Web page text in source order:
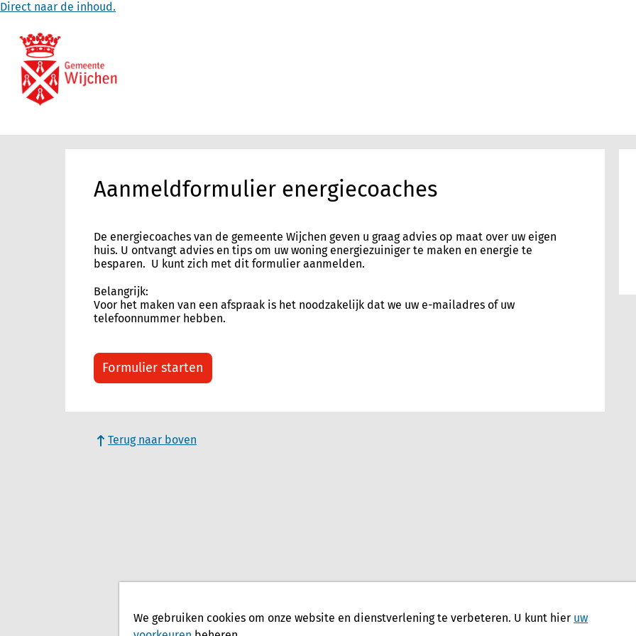
Direct naar de inhoud.
Aanmeldformulier energiecoaches
De energiecoaches van de gemeente Wijchen geven u graag advies op maat over uw eigen
huis. U ontvangt advies en tips om uw woning energiezuiniger te maken en energie te
besparen. U kunt zich met dit formulier aanmelden.
Belangrijk:
Voor het maken van een afspraak is het noodzakelijk dat we uw e-mailadres of uw
telefoonnummer hebben.
Formulier starten
Terug naar boven
We gebruiken cookies om onze website en dienstverlening te verbeteren. U kunt hier uw